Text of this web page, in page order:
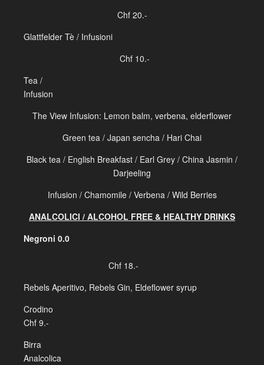
Chf 20.-
Glattfelder Tè / Infusioni
Chf 10.-
Tea /
Infusion
The View Infusion: Lemon balm, verbena, elderflower
Green tea / Japan sencha / Hari Chai
Black tea / English Breakfast / Earl Grey / China Jasmin /
Darjeeling
Infusion / Chamomile / Verbena / Wild Berries
ANALCOLICI / ALCOHOL FREE & HEALTHY DRINKS
Negroni 0.0
Chf 18.-
Rebels Aperitivo, Rebels Gin, Eldeflower syrup
Chf 9.-
Birra